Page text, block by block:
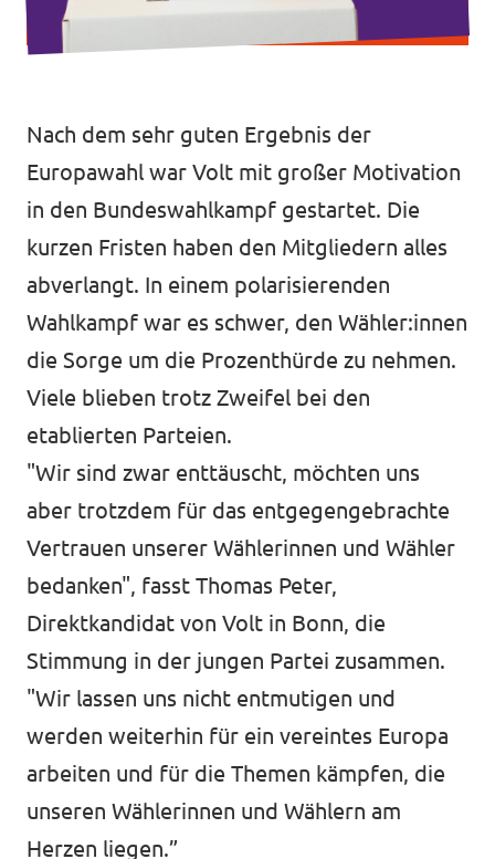
Intranet von Volt Bonn
Datenschutz
Nach dem sehr guten Ergebnis der
Europawahl war Volt mit großer Motivation
in den Bundeswahlkampf gestartet. Die
kurzen Fristen haben den Mitgliedern alles
abverlangt. In einem polarisierenden
Wahlkampf war es schwer, den Wähler:innen
die Sorge um die Prozenthürde zu nehmen.
Viele blieben trotz Zweifel bei den
etablierten Parteien.
"Wir sind zwar enttäuscht, möchten uns
aber trotzdem für das entgegengebrachte
Vertrauen unserer Wählerinnen und Wähler
bedanken", fasst Thomas Peter,
Direktkandidat von Volt in Bonn, die
Stimmung in der jungen Partei zusammen.
"Wir lassen uns nicht entmutigen und
werden weiterhin für ein vereintes Europa
arbeiten und für die Themen kämpfen, die
unseren Wählerinnen und Wählern am
Herzen liegen.”